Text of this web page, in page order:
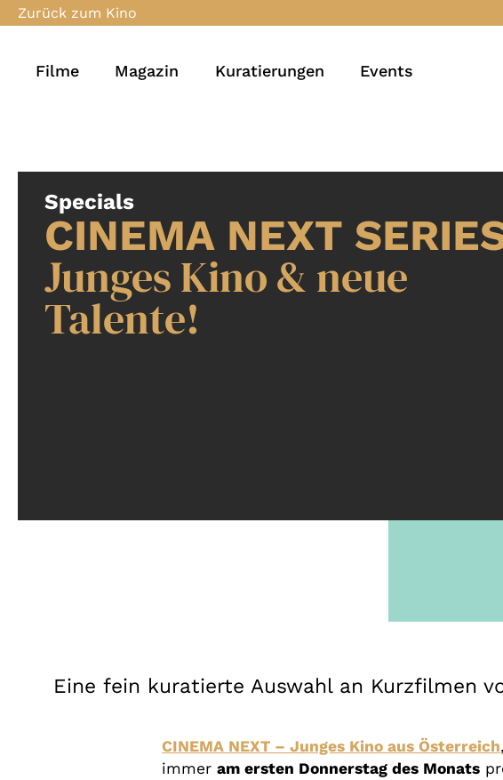
Zurück zum Kino
Filme Magazin Kuratierungen Events
Specials
CINEMA NEXT
Junges Kino & neue
Talente!
Eine fein kuratierte Auswahl an Kurzfilmen
CINEMA NEXT – Junges Kino aus Österreich,
immeram ersten Donnerstag des Monats